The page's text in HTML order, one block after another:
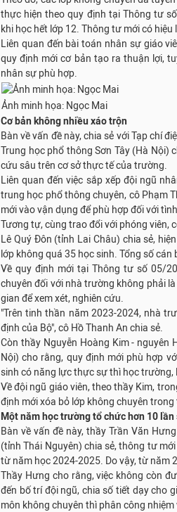
thực hiện theo quy định tại Thông tư
khi học hết lớp 12. Thông tư mới có
Liên quan đến bài toán nhân sự giáo
quy định mới cơ bản tạo ra thuận lợi,
nhân sự phù hợp.
Ảnh minh họa: Ngọc Mai
Cơ bản không nhiều xáo trộn
Bàn về vấn đề này, chia sẻ với Tạp chí
Trung học phổ thông Sơn Tây (Hà
cứu sâu trên cơ sở thực tế của trường.
Liên quan đến việc sắp xếp đội ngũ
trung học phổ thông chuyên, cô Phạm
mới vào vận dụng để phù hợp đối với
Tương tự, cùng trao đổi với phóng viên,
Lê Quý Đôn (tỉnh Lai Châu) chia sẻ,
lớp không quá 35 học sinh. Tổng số
Về quy định mới tại Thông tư số 05/
chuyên đối với nhà trường không phải
gian để xem xét, nghiên cứu.
"Trên tinh thần năm 2023-2024, nhà
định của Bộ", cô Hồ Thanh An chia sẻ.
Còn thầy Nguyễn Hoàng Kim - nguyên
Nội) cho rằng, quy định mới phù hợp
sinh có năng lực thực sự thì học trường,
Về đội ngũ giáo viên, theo thầy Kim,
định mới xóa bỏ lớp không chuyên
Một năm học trường tổ chức hơn 10
Bàn về vấn đề này, thầy Trần Văn
(tỉnh Thái Nguyên) chia sẻ, thông tư
từ năm học 2024-2025. Do vậy, từ năm
Thầy Hưng cho rằng, việc không còn
đến bố trí đội ngũ, chia số tiết dạy cho
môn không chuyên thì phân công